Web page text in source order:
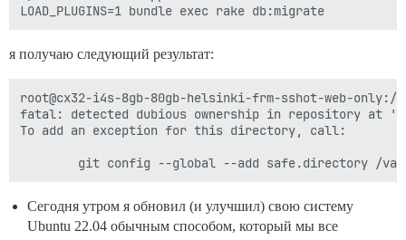
я получаю следующий результат:
root@cx32-i4s-8gb-80gb-helsinki-frm-sshot-web-only:/
fatal: detected dubious ownership in repository at '/
To add an exception for this directory, call:
Сегодня утром я обновил (и улучшил) свою систему
Ubuntu 22.04 обычным способом, который мы все